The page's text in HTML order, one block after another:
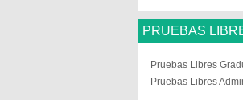
PRUEBAS
Pruebas Libres
Pruebas Libres